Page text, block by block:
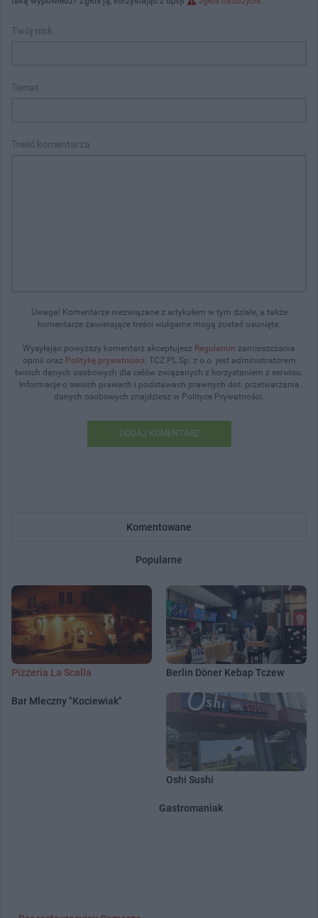
Twój nick
Temat
Treść komentarza
Uwaga! Komentarze niezwiązane z artykułem w tym dziale, a także
komentarze zawierające treści wulgarne mogą zostać usunięte.
Wysyłając powyższy komentarz akceptujesz Regulamin zamieszczania
opinii oraz Politykę prywatności. TCZ.PL Sp. z o.o. jest administratorem
twoich danych osobowych dla celów związanych z korzystaniem z serwisu.
Informacje o swoich prawach i podstawach prawnych dot. przetwarzania
danych osobowych znajdziesz w Polityce Prywatności.
DODAJ KOMENTARZ
Komentowane
Popularne
Pizzeria La Scalla Berlin Döner Kebap Tczew
Bar Mleczny "Kociewiak"
Oshi Sushi
Gastromaniak